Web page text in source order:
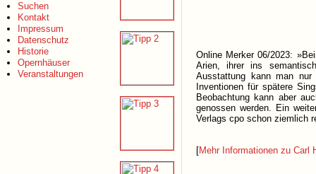
Suchen
Kontakt
Impressum
Datenschutz
Historie
Opernhäuser
Veranstaltungen
Online Merker 06/2023:
Arien, ihrer ins
Ausstattung kann man nur
Inventionen für spätere
Beobachtung kann aber
genossen werden. Ein
Verlags cpo schon ziemlich
[Mehr Informationen zu Carl